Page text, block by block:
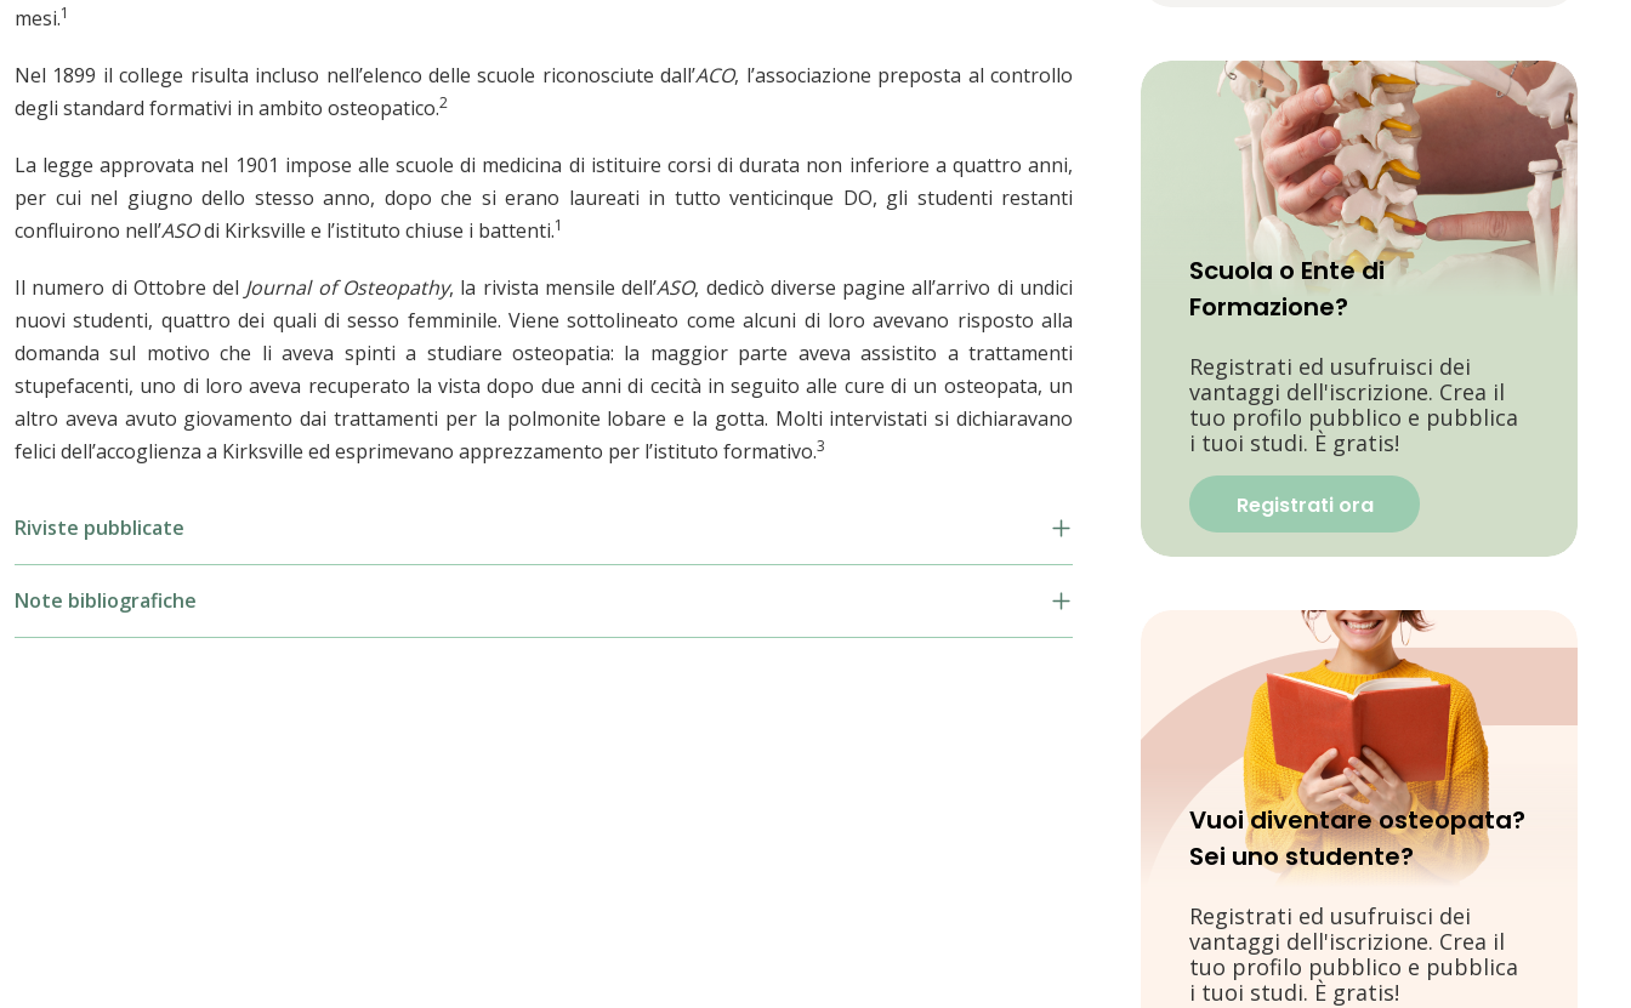
mesi.1
Nel 1899 il college risulta incluso nell’elenco delle scuole riconosciute dall’ACO, l’associazione preposta al controllo
degli standard formativi in ambito osteopatico.2
La legge approvata nel 1901 impose alle scuole di medicina di istituire corsi di durata non inferiore a quattro anni,
per cui nel giugno dello stesso anno, dopo che si erano laureati in tutto venticinque DO, gli studenti restanti
confluirono nell’ASOdi Kirksville e l’istituto chiuse i battenti.1
Il numero di Ottobre del Journal of Osteopathy, la rivista mensile dell’ASO, dedicò diverse pagine all’arrivo di undici
nuovi studenti, quattro dei quali di sesso femminile. Viene sottolineato come alcuni di loro avevano risposto alla
domanda sul motivo che li aveva spinti a studiare osteopatia: la maggior parte aveva assistito a trattamenti
stupefacenti, uno di loro aveva recuperato la vista dopo due anni di cecità in seguito alle cure di un osteopata, un
altro aveva avuto giovamento dai trattamenti per la polmonite lobare e la gotta. Molti intervistati si dichiaravano
felici dell’accoglienza a Kirksville ed esprimevano apprezzamento per l’istituto formativo.3
Riviste pubblicate
Note bibliografiche
Scuola o Ente di
Formazione?
Registrati ed usufruisci dei
vantaggi dell'iscrizione. Crea il
tuo profilo pubblico e pubblica
i tuoi studi. È gratis!
Registrati ora
Vuoi diventare osteopata?
Sei uno studente?
Registrati ed usufruisci dei
vantaggi dell'iscrizione. Crea il
tuo profilo pubblico e pubblica
i tuoi studi. È gratis!